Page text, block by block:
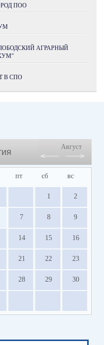
ПОО
АГРАРНЫЙ
В СПО
Август
пт сб вс
1 2
7 8 9
14 15 16
21 22 23
28 29 30